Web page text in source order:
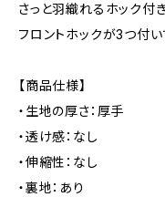
さっと羽織れるホック付
フロントホックが3つ付
【商品仕様】
・生地の厚さ：厚手
・透け感：なし
・伸縮性：なし
・裏地：あり